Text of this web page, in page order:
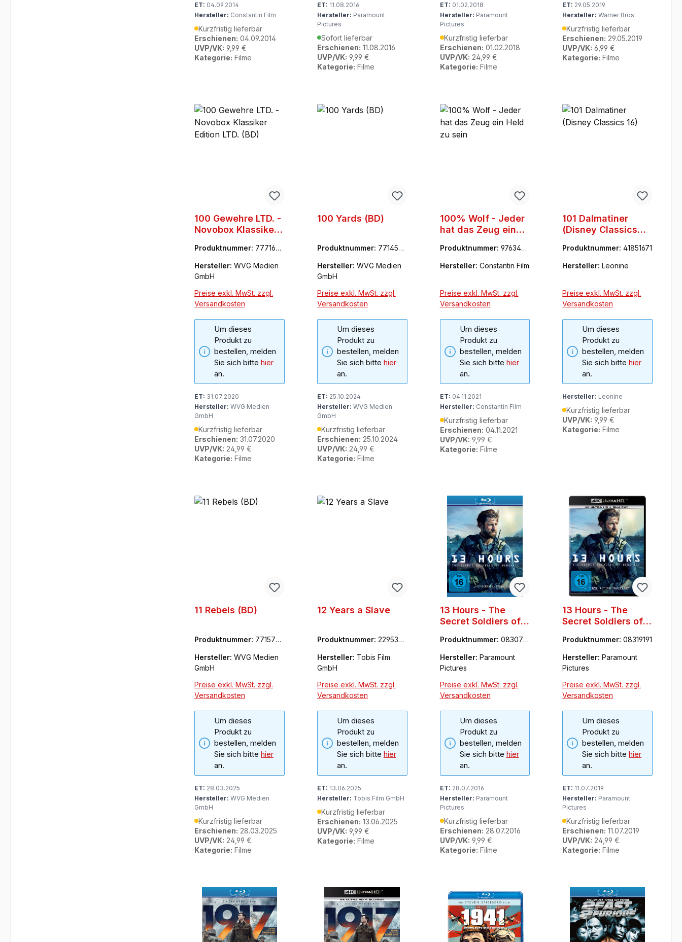
ET: 04.09.2014
Hersteller: Constantin Film
Kurzfristig lieferbar
Erschienen: 04.09.2014
UVP/VK: 9,99 €
Kategorie: Filme
ET: 11.08.2016
Hersteller: Paramount
Pictures
Sofort lieferbar
Erschienen: 11.08.2016
UVP/VK: 9,99 €
Kategorie: Filme
ET: 01.02.2018
Hersteller: Paramount
Pictures
Kurzfristig lieferbar
Erschienen: 01.02.2018
UVP/VK: 24,99 €
Kategorie: Filme
ET: 29.05.2019
Hersteller: Warner Bros.
Kurzfristig lieferbar
Erschienen: 29.05.2019
UVP/VK: 6,99 €
Kategorie: Filme
100 Gewehre LTD. -
Novobox Klassiker
Produktnummer: 7771641
Hersteller: WVG Medien
GmbH
Preise exkl. MwSt. zzgl.
Versandkosten
Um dieses
Produkt zu
bestellen, melden
Sie sich bitte hier
an.
ET: 31.07.2020
Hersteller: WVG Medien
GmbH
Kurzfristig lieferbar
Erschienen: 31.07.2020
UVP/VK: 24,99 €
Kategorie: Filme
100 Yards (BD)
Produktnummer: 7714538
Hersteller: WVG Medien
GmbH
Preise exkl. MwSt. zzgl.
Versandkosten
Um dieses
Produkt zu
bestellen, melden
Sie sich bitte hier
an.
ET: 25.10.2024
Hersteller: WVG Medien
GmbH
Kurzfristig lieferbar
Erschienen: 25.10.2024
UVP/VK: 24,99 €
Kategorie: Filme
100% Wolf - Jeder
hat das Zeug ein
Produktnummer: 9763489
Hersteller: Constantin Film
Preise exkl. MwSt. zzgl.
Versandkosten
Um dieses
Produkt zu
bestellen, melden
Sie sich bitte hier
an.
ET: 04.11.2021
Hersteller: Constantin Film
Kurzfristig lieferbar
Erschienen: 04.11.2021
UVP/VK: 9,99 €
Kategorie: Filme
101 Dalmatiner
(Disney Classics
Produktnummer:41851671
Hersteller:Leonine
Preise exkl. MwSt. zzgl.
Versandkosten
Um dieses
Produkt zu
bestellen, melden
Sie sich bittehier
an.
Hersteller: Leonine
Kurzfristig lieferbar
UVP/VK: 9,99 €
Kategorie: Filme
11 Rebels (BD)
Produktnummer: 7715790
Hersteller: WVG Medien
GmbH
Preise exkl. MwSt. zzgl.
Versandkosten
Um dieses
Produkt zu
bestellen, melden
Sie sich bitte hier
an.
ET: 28.03.2025
Hersteller: WVG Medien
GmbH
Kurzfristig lieferbar
Erschienen: 28.03.2025
UVP/VK: 24,99 €
Kategorie: Filme
12 Years a Slave
Produktnummer: 2295339
Hersteller: Tobis Film
GmbH
Preise exkl. MwSt. zzgl.
Versandkosten
Um dieses
Produkt zu
bestellen, melden
Sie sich bitte hier
an.
ET: 13.06.2025
Hersteller: Tobis Film GmbH
Kurzfristig lieferbar
Erschienen: 13.06.2025
UVP/VK: 9,99 €
Kategorie: Filme
13 Hours - The
Secret Soldiers of
Produktnummer: 083077
Hersteller: Paramount
Pictures
Preise exkl. MwSt. zzgl.
Versandkosten
Um dieses
Produkt zu
bestellen, melden
Sie sich bitte hier
an.
ET: 28.07.2016
Hersteller: Paramount
Pictures
Kurzfristig lieferbar
Erschienen: 28.07.2016
UVP/VK: 9,99 €
Kategorie: Filme
13 Hours - The
Secret Soldiers of
& Blu-ra
Produktnummer:08319191
Hersteller:Paramount
Pictures
Preise exkl. MwSt. zzgl.
Versandkosten
Um dieses
Produkt zu
bestellen, melden
Sie sich bittehier
an.
ET: 11.07.2019
Hersteller: Paramount
Pictures
Kurzfristig lieferbar
Erschienen: 11.07.2019
UVP/VK: 24,99 €
Kategorie: Filme